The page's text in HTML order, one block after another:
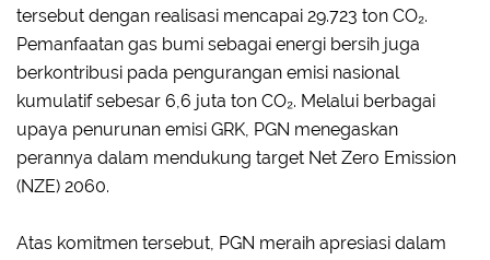
tersebut dengan realisasi mencapai 29.723 ton CO₂.
Pemanfaatan gas bumi sebagai energi bersih juga
berkontribusi pada pengurangan emisi nasional
kumulatif sebesar 6,6 juta ton CO₂. Melalui berbagai
upaya penurunan emisi GRK, PGN menegaskan
perannya dalam mendukung target Net Zero Emission
(NZE) 2060.
Atas komitmen tersebut, PGN meraih apresiasi dalam